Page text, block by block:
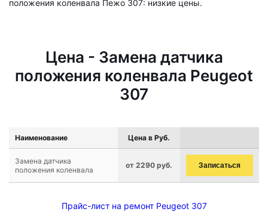
положения коленвала Пежо 307: низкие цены.
Цена - Замена датчика
положения коленвала Peugeot
307
Наименование Цена в Руб.
Замена датчика
положения коленвала
от 2290 руб. Записаться
Прайс-лист на ремонт Peugeot 307